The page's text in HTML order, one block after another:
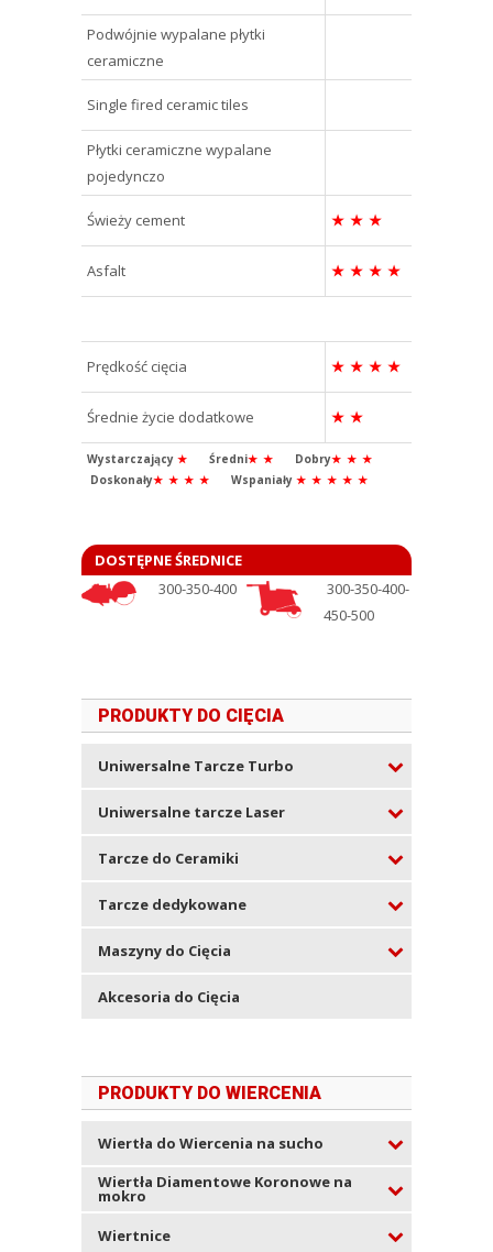
Podwójnie wypalane płytki
ceramiczne
Single fired ceramic tiles
Płytki ceramiczne wypalane
pojedynczo
Świeży cement ★ ★ ★
Asfalt ★ ★ ★ ★
Prędkość cięcia ★ ★ ★ ★
Średnie życie dodatkowe ★ ★
Wystarczający ★ Średni★ ★ Dobry★ ★ ★
Doskonały★ ★ ★ ★ Wspaniały ★ ★ ★ ★ ★
DOSTĘPNE ŚREDNICE
300-350-400
300-350-400-
450-500
PRODUKTY DO CIĘCIA
Uniwersalne Tarcze Turbo
Uniwersalne tarcze Laser
Tarcze do Ceramiki
Tarcze dedykowane
Maszyny do Cięcia
Akcesoria do Cięcia
PRODUKTY DO WIERCENIA
Wiertła do Wiercenia na sucho
Wiertła Diamentowe Koronowe na
mokro
Wiertnice